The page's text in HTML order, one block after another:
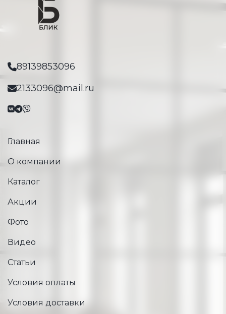
89139853096
2133096@mail.ru
Главная
О компании
Каталог
Акции
Фото
Видео
Статьи
Условия оплаты
Условия доставки